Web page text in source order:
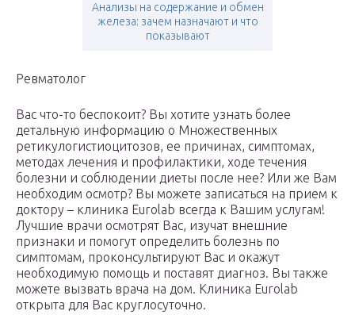
Анализы на содержание и обмен
железа: зачем назначают и что
показывают
Ревматолог
Вас что-то беспокоит? Вы хотите узнать более
детальную информацию о Множественных
ретикулогистиоцитозов, ее причинах, симптомах,
методах лечения и профилактики, ходе течения
болезни и соблюдении диеты после нее? Или же Вам
необходим осмотр? Вы можете записаться на прием к
доктору – клиника Eurolab всегда к Вашим услугам!
Лучшие врачи осмотрят Вас, изучат внешние
признаки и помогут определить болезнь по
симптомам, проконсультируют Вас и окажут
необходимую помощь и поставят диагноз. Вы также
можете вызвать врача на дом. Клиника Eurolab
открыта для Вас круглосуточно.